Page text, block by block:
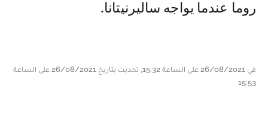
روما عندما يواجه ساليرنيتانا.
في 26/08/2021 على الساعة 15:32, تحديث بتاريخ 26/08/2021 على الساعة
15:53